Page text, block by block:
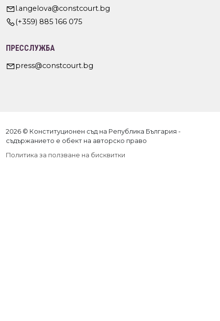
l.angelova@constcourt.bg
(+359) 885 166 075
ПРЕССЛУЖБА
press@constcourt.bg
2026 © Конституционен съд на Република България -
съдържанието е обект на авторско право
Политика за ползване на бисквитки